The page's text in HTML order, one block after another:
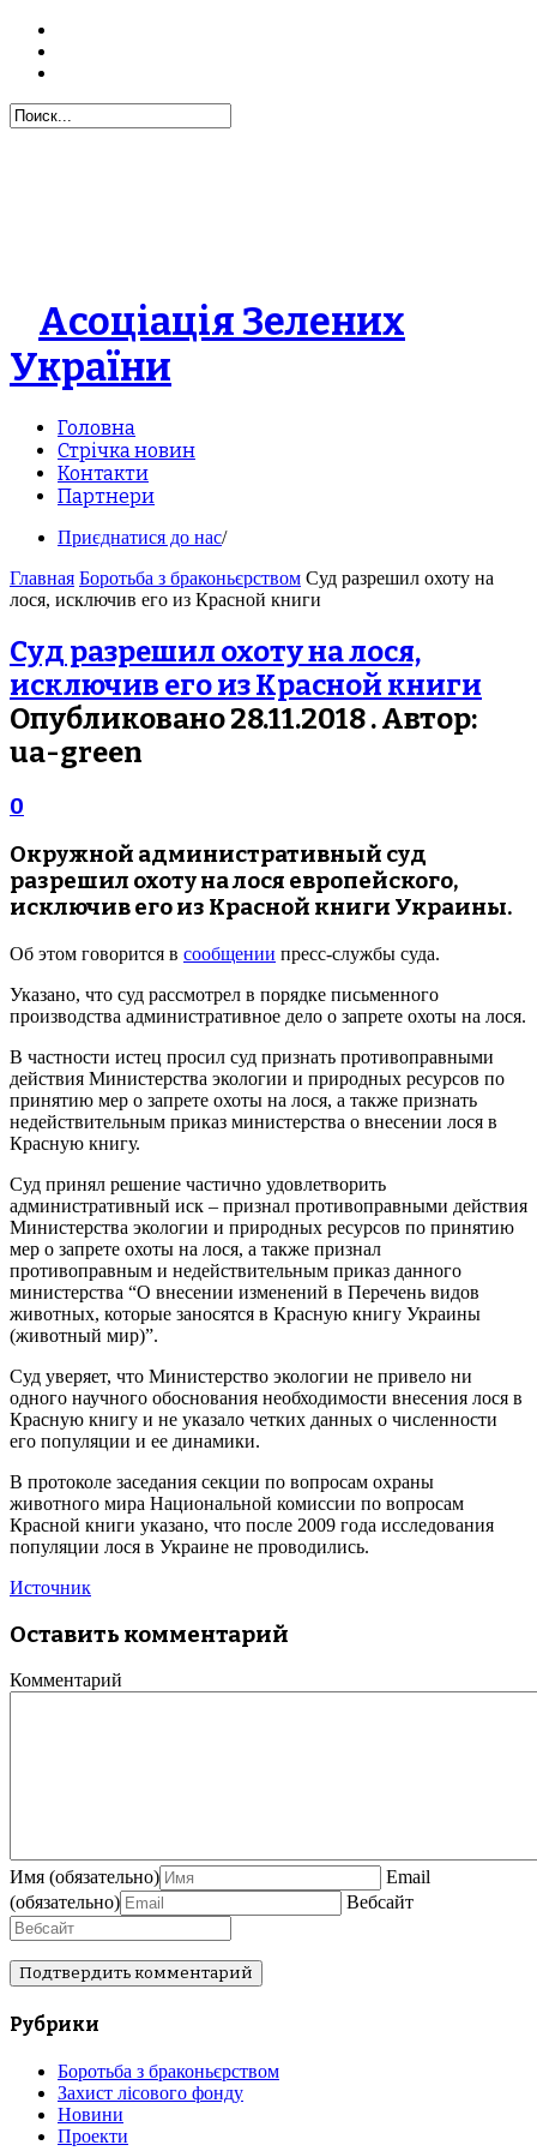
Асоціація Зелених
України
Головна
Стрічка новин
Контакти
Партнери
Приєднатися до нас/
Главная Боротьба з браконьєрством Суд разрешил охоту на
лося, исключив его из Красной книги
Суд разрешил охоту на лося,
исключив его из Красной книги
Опубликовано 28.11.2018 . Автор:
ua-green
0
Окружной административный суд
разрешил охоту на лося европейского,
исключив его из Красной книги Украины.
Об этом говорится в сообщении пресс-службы суда.
Указано, что суд рассмотрел в порядке письменного
производства административное дело о запрете охоты на лося.
В частности истец просил суд признать противоправными
действия Министерства экологии и природных ресурсов по
принятию мер о запрете охоты на лося, а также признать
недействительным приказ министерства о внесении лося в
Красную книгу.
Суд принял решение частично удовлетворить
административный иск – признал противоправными действия
Министерства экологии и природных ресурсов по принятию
мер о запрете охоты на лося, а также признал
противоправным и недействительным приказ данного
министерства “О внесении изменений в Перечень видов
животных, которые заносятся в Красную книгу Украины
(животный мир)”.
Суд уверяет, что Министерство экологии не привело ни
одного научного обоснования необходимости внесения лося в
Красную книгу и не указало четких данных о численности
его популяции и ее динамики.
В протоколе заседания секции по вопросам охраны
животного мира Национальной комиссии по вопросам
Красной книги указано, что после 2009 года исследования
популяции лося в Украине не проводились.
Источник
Оставить комментарий
Комментарий
Имя (обязательно)
Email
(обязательно)
Вебсайт
Рубрики
Боротьба з браконьєрством
Захист лісового фонду
Новини
Проекти